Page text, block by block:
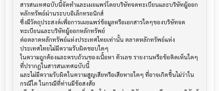
สารสนเทศฉบับนี้จัดทำและเผยแพร่โดยบริษัทจดทะเบียนและบริษัทผู้ออก
หลักทรัพย์ผ่านระบบอิเล็กทรอนิกส์
ซึ่งมีวัตถุประสงค์เพื่อการเผยแพร่ข้อมูลหรือเอกสารใดๆของบริษัทจด
ทะเบียนและบริษัทผู้ออกหลักทรัพย์
ต่อตลาดหลักทรัพย์แห่งประเทศไทยเท่านั้น ตลาดหลักทรัพย์แห่ง
ประเทศไทยไม่มีความรับผิดชอบใดๆ
ในความถูกต้องและครบถ้วนของเนื้อหา ตัวเลข รายงานหรือข้อคิดเห็นใดๆ
ที่ปรากฎในสารสนเทศฉบับนี้
และไม่มีความรับผิดในความสูญเสียหรือเสียหายใดๆ ที่อาจเกิดขึ้นไม่ว่าใน
กรณีใด ในกรณีที่ท่านมีข้อสงสัย